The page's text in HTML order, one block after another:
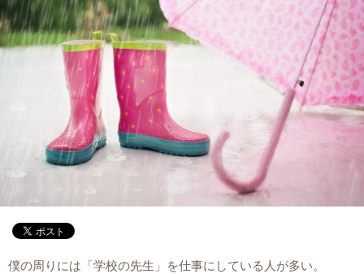
僕の周りには「学校の先生」を仕事にしている人が多い。